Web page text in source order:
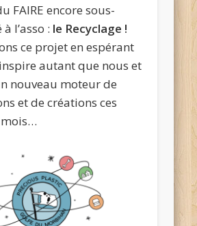
FAIRE encore sous-
l’asso : le Recyclage !
ce projet en espérant
autant que nous et
nouveau moteur de
et de créations ces